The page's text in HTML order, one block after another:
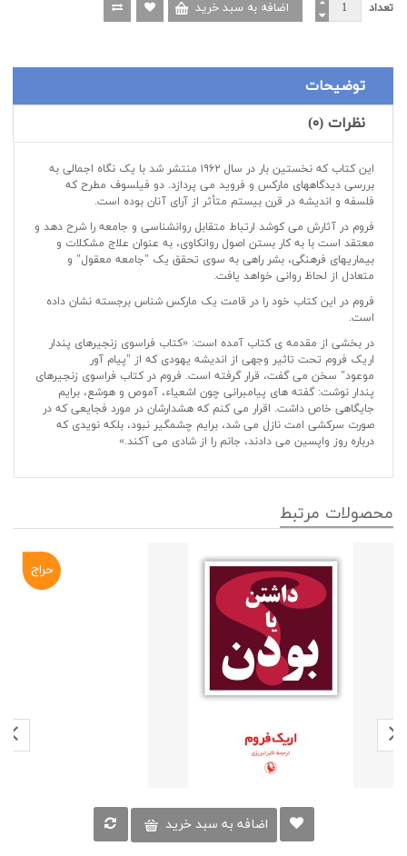
تعداد
توضیحات
نظرات (۰)
این کتاب که نخستین بار در سال ۱۹۶۲ منتشر شد با یک نگاه اجمالی به
بررسی دیدگاههای مارکس و فروید می پردازد. دو فیلسوف مطرح که
فلسفه و اندیشه در قرن بیستم متأثر از آرای آنان بوده است.
فروم در آثارش می کوشد ارتباط متقابل روانشناسی و جامعه را شرح دهد و
معتقد است با به کار بستن اصول روانکاوی، به عنوان علاج مشکلات و
بیماریهای فرهنگی، بشر راهی به سوی تحقق یک "جامعه معقول" و
متعادل از لحاظ روانی خواهد یافت.
فروم در این کتاب خود را در قامت یک مارکس شناس برجسته نشان داده
است.
در بخشی از مقدمه ی کتاب آمده است: «کتاب فراسوی زنجیرهای پندار
اریک فروم تحت تاثیر وجهی از اندیشه یهودی که از "پیام آور
موعود" سخن می گفت، قرار گرفته است. فروم در کتاب فراسوی زنجیرهای
پندار نوشت: گفته های پیامبرانی چون اشعیاء، آموص و هوشع، برایم
جایگاهی خاص داشت. اقرار می کنم که هشدارشان در مورد فجایعی که در
صورت سرکشی امت نازل می شد، برایم چشمگیر نبود، بلکه نویدی که
درباره روز واپسین می دادند، جانم را از شادی می آکند.»
محصولات مرتبط
حراج
اضافه به سبد خرید